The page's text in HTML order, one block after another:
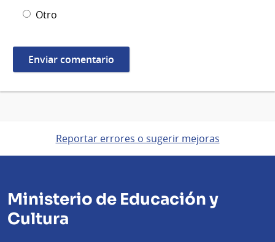
Otro
Reportar errores o sugerir mejoras
Ministerio de Educación y
Cultura